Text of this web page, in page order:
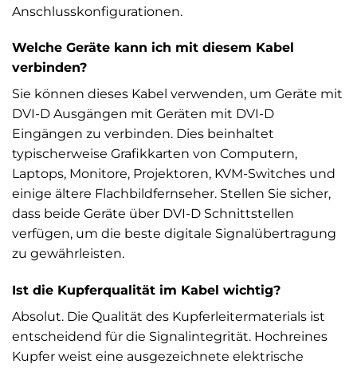
Anschlusskonfigurationen.
Welche Geräte kann ich mit diesem Kabel
verbinden?
Sie können dieses Kabel verwenden, um Geräte mit
DVI-D Ausgängen mit Geräten mit DVI-D
Eingängen zu verbinden. Dies beinhaltet
typischerweise Grafikkarten von Computern,
Laptops, Monitore, Projektoren, KVM-Switches und
einige ältere Flachbildfernseher. Stellen Sie sicher,
dass beide Geräte über DVI-D Schnittstellen
verfügen, um die beste digitale Signalübertragung
zu gewährleisten.
Ist die Kupferqualität im Kabel wichtig?
Absolut. Die Qualität des Kupferleitermaterials ist
entscheidend für die Signalintegrität. Hochreines
Kupfer weist eine ausgezeichnete elektrische